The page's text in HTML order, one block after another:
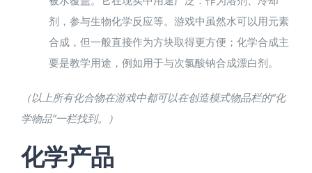
剂，参与生物化学反应等。游戏中虽然水可以用元素
合成，但一般直接作为方块取得更方便；化学合成主
要是教学用途，例如用于与次氯酸钠合成漂白剂。
（以上所有化合物在游戏中都可以在创造模式物品栏的“化
学物品”一栏找到。）
化学产品